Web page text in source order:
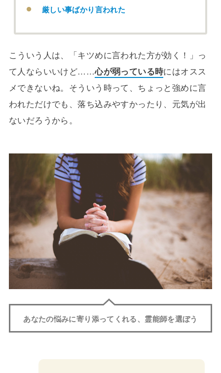
厳しい事ばかり言われた
こういう人は、「キツめに言われた方が効く！」っ
て人ならいいけど……心が弱っている時にはオスス
メできないね。そういう時って、ちょっと強めに言
われただけでも、落ち込みやすかったり、元気が出
ないだろうから。
あなたの悩みに寄り添ってくれる、霊能師を選ぼう